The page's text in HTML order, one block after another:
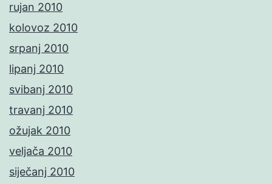
rujan 2010
kolovoz 2010
srpanj 2010
lipanj 2010
svibanj 2010
travanj 2010
ožujak 2010
veljača 2010
siječanj 2010